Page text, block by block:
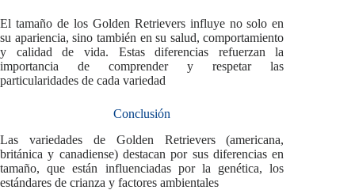
El tamaño de los Golden Retrievers influye no solo en
su apariencia, sino también en su salud, comportamiento
y calidad de vida. Estas diferencias refuerzan la
importancia de comprender y respetar las
particularidades de cada variedad
Conclusión
Las variedades de Golden Retrievers (americana,
británica y canadiense) destacan por sus diferencias en
tamaño, que están influenciadas por la genética, los
estándares de crianza y factores ambientales